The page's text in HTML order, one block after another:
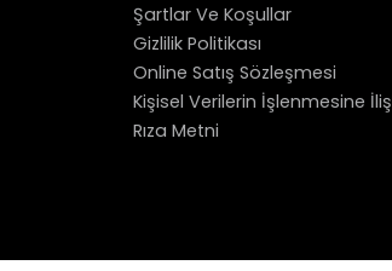
Şartlar Ve Koşullar
Gizlilik Politikası
Online Satış Sözleşmesi
Kişisel Verilerin İşlenmesine
Rıza Metni